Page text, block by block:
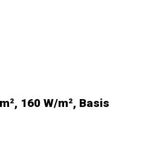
160 W/m², Basis